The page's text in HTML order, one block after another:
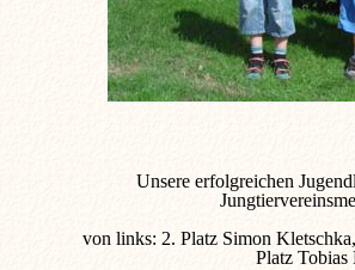
Unsere erfolgreichen
von links: 2. Platz Simon
Platz Tobias